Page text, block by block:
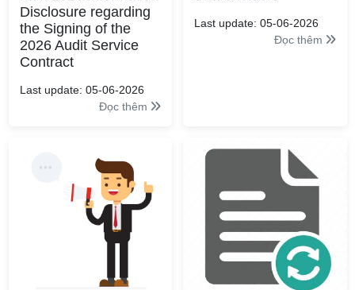
Disclosure regarding
the Signing of the
2026 Audit Service
Contract
Last update: 05-06-2026
Đọc thêm
Last update: 05-06-2026
Đọc thêm